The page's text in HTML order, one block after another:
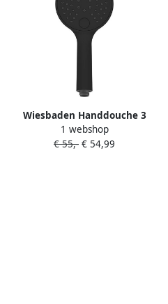
Wiesbaden Handdouche 3
Standen Kunststof Mat
Zwart
1 webshop
€ 55,- € 54,99